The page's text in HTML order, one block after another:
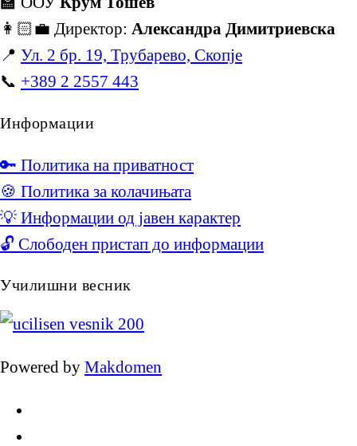
👩🏻‍💼 Директор: Александра Димитриевска
📍 Ул. 2 бр. 19, Трубарево, Скопје
📞 +389 2 2557 443
Информации
🔑 Политика на приватност
🍪 Политика за колачињата
💡 Информации од јавен карактер
🔓 Слободен пристап до информации
Училишни весник
Powered by Makdomen